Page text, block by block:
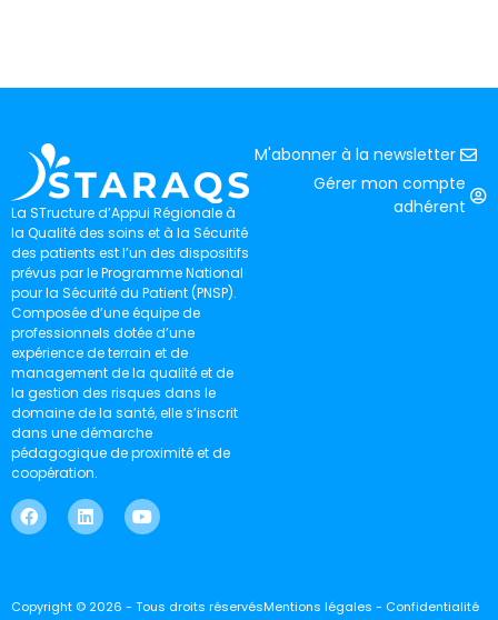
La STructure d’Appui Régionale à
la Qualité des soins et à la Sécurité
des patients est l’un des dispositifs
prévus par le Programme National
pour la Sécurité du Patient (PNSP).
Composée d’une équipe de
professionnels dotée d’une
expérience de terrain et de
management de la qualité et de
la gestion des risques dans le
domaine de la santé, elle s’inscrit
dans une démarche
pédagogique de proximité et de
coopération.
M'abonner à la newsletter
Gérer mon compte
adhérent
Copyright © 2026 - Tous droits réservésMentions légales - Confidentialité